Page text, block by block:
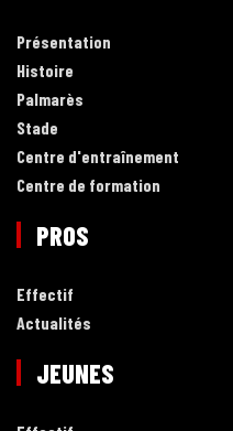
Présentation
Histoire
Palmarès
Stade
Centre d'entraînement
Centre de formation
PROS
Effectif
Actualités
JEUNES